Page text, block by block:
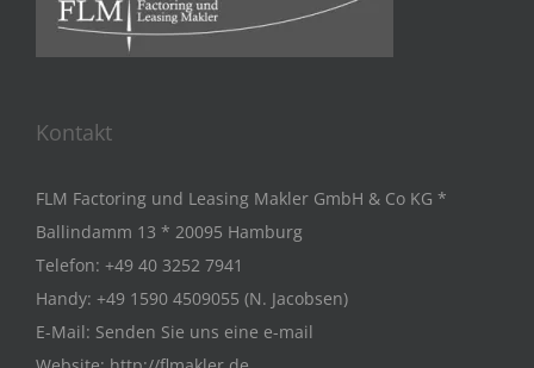
Kontakt
FLM Factoring und Leasing Makler GmbH & Co KG *
Ballindamm 13 * 20095 Hamburg
Telefon: +49 40 3252 7941
Handy: +49 1590 4509055 (N. Jacobsen)
E-Mail: Senden Sie uns eine e-mail